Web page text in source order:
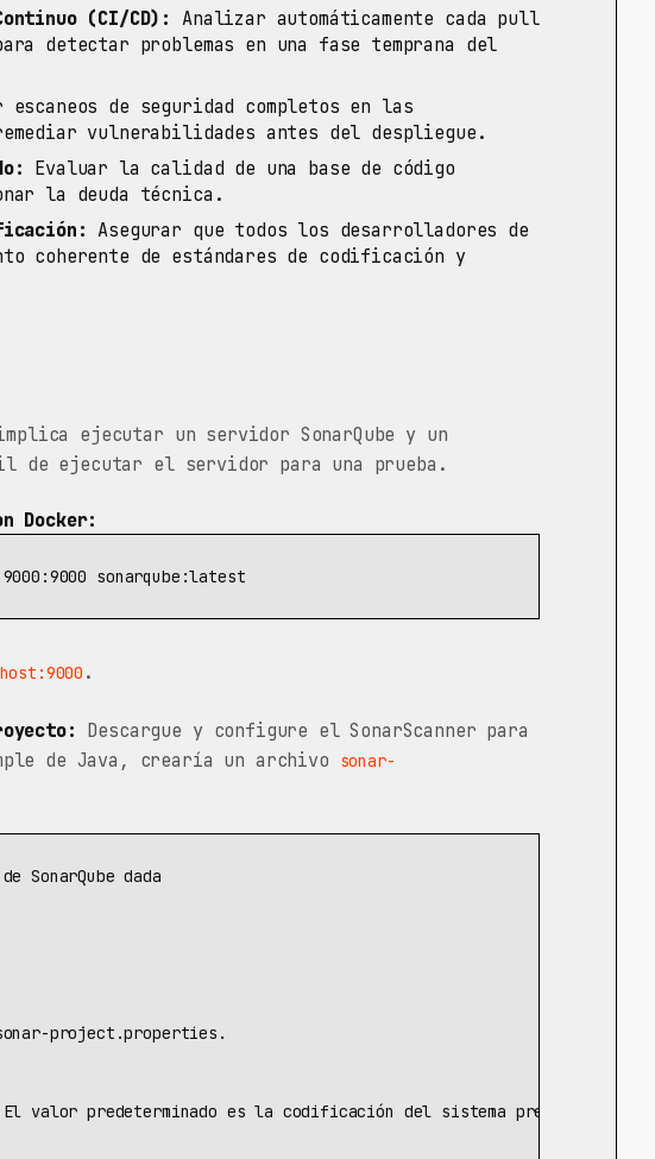
(CI/CD): Analizar automáticamente cada pull
detectar problemas en una fase temprana del
escaneos de seguridad completos en las
vulnerabilidades antes del despliegue.
Evaluar la calidad de una base de código
la deuda técnica.
Asegurar que todos los desarrolladores de
coherente de estándares de codificación y
implica ejecutar un servidor SonarQube y un
de ejecutar el servidor para una prueba.
Docker:
.
Descargue y configure el SonarScanner para
de Java, crearía un archivo
sonar-